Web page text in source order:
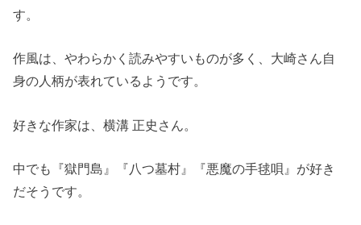
す。
作風は、やわらかく読みやすいものが多く、大崎さん自
身の人柄が表れているようです。
好きな作家は、横溝 正史さん。
中でも『獄門島』『八つ墓村』『悪魔の手毬唄』が好き
だそうです。